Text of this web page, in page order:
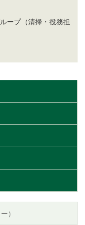
ープ（清掃・役務担
）